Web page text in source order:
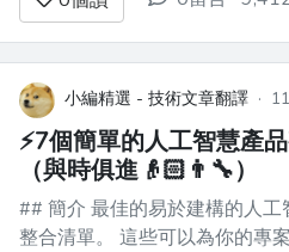
API。 對於本教程，您需要安裝
python，您可以在[此處]
(https://www.python.org/
載它 --- ...
小編精選 - 技術文章翻譯 ·
⚡️7個簡單的人工智慧產
（與時俱進👴🏻👨‍🔧）
## 簡介 最佳的易於建構的人工智慧產品
整合清單。 這些可以為你的專案帶來魔